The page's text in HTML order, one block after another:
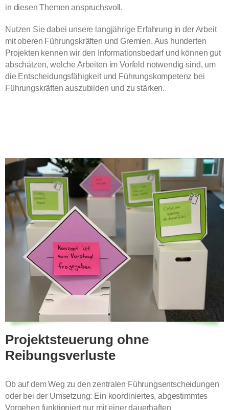
in diesen Themen anspruchsvoll.
Nutzen Sie dabei unsere langjährige Erfahrung in der Arbeit
mit oberen Führungskräften und Gremien. Aus hunderten
Projekten kennen wir den Informationsbedarf und können gut
abschätzen, welche Arbeiten im Vorfeld notwendig sind, um
die Entscheidungsfähigkeit und Führungskompetenz bei
Führungskräften auszubilden und zu stärken.
Projektsteuerung ohne
Reibungsverluste
Ob auf dem Weg zu den zentralen Führungsentscheidungen
oder bei der Umsetzung: Ein koordiniertes, abgestimmtes
Vorgehen funktioniert nur mit einer dauerhaften